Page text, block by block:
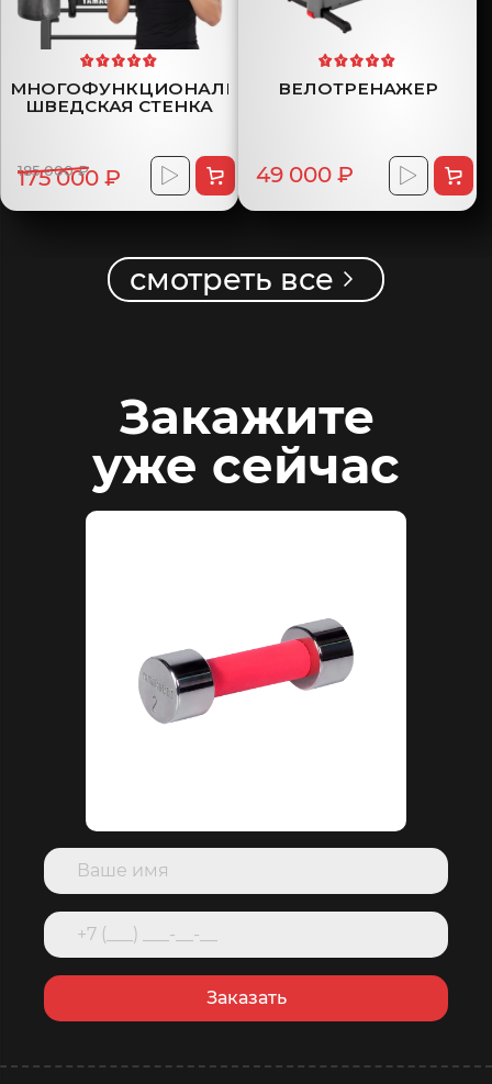
МНОГОФУНКЦИОНАЛЬНАЯ
ШВЕДСКАЯ СТЕНКА
185 000 ₽
175 000 ₽
ВЕЛОТРЕНАЖЕР
49 000 ₽
смотреть все
Закажите
уже сейчас
Заказать